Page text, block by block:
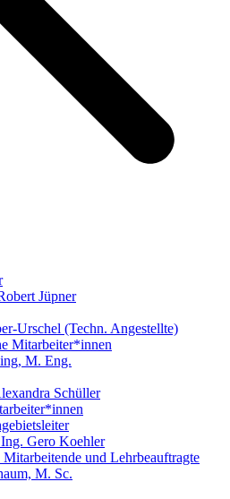
Jüpner
Urschel (Techn. Angestellte)
Mitarbeiter*innen
M. Eng.
Schüller
Gero Koehler
und Lehrbeauftragte
M. Sc.